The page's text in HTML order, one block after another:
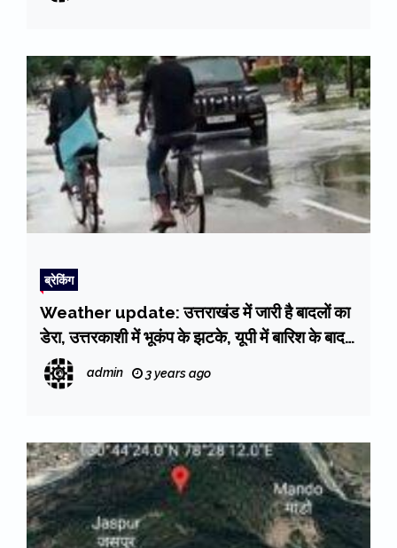
ब्रेकिंग
Weather update: उत्तराखंड में जारी है बादलों का
डेरा, उत्तरकाशी में भूकंप के झटके, यूपी में बारिश के बाद
जनजीवन अस्त-व्यस्त, लखनऊ में आज सभी स्कूल-
कॉलेज बंद
admin 3 years ago